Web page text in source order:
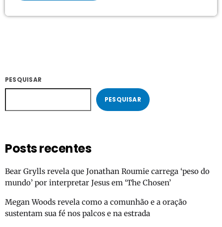
PESQUISAR
PESQUISAR
Posts recentes
Bear Grylls revela que Jonathan Roumie carrega ‘peso do
mundo’ por interpretar Jesus em ‘The Chosen’
Megan Woods revela como a comunhão e a oração
sustentam sua fé nos palcos e na estrada